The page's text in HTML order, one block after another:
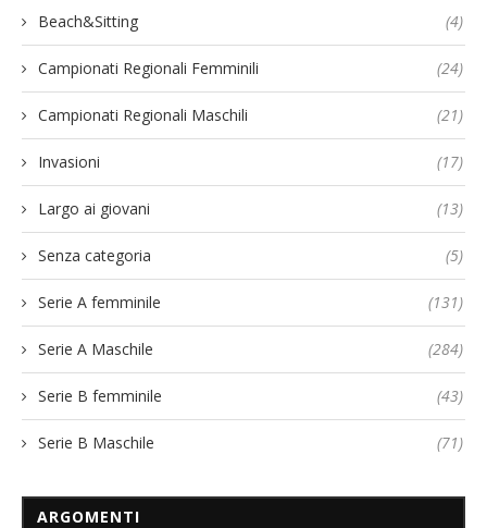
Beach&Sitting (4)
Campionati Regionali Femminili (24)
Campionati Regionali Maschili (21)
Invasioni (17)
Largo ai giovani (13)
Senza categoria (5)
Serie A femminile (131)
Serie A Maschile (284)
Serie B femminile (43)
Serie B Maschile (71)
ARGOMENTI